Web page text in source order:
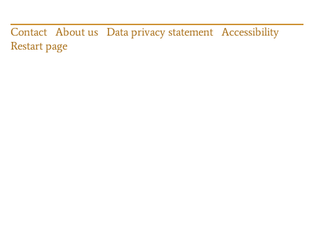
Contact About us Data privacy statement
Accessibility
Restart page